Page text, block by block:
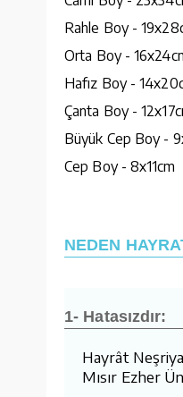
Rahle Boy -
Orta Boy -
Hafız Boy -
Çanta Boy -
Büyük Cep Boy -
Cep Boy - 8x11cm
NEDEN
1- Hatasızdır:
Hayrât
Mısır Ezher